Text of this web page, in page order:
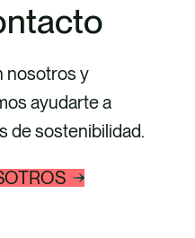
nosotros y
ayudarte a
de sostenibilidad.